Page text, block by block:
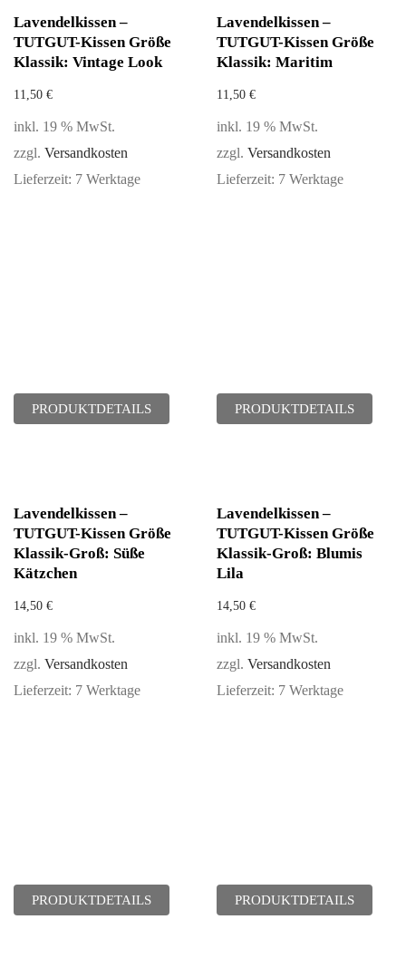
Lavendelkissen –
TUTGUT-Kissen Größe
Klassik: Vintage Look
11,50 €
inkl. 19 % MwSt.
zzgl. Versandkosten
Lieferzeit: 7 Werktage
PRODUKTDETAILS
Lavendelkissen –
TUTGUT-Kissen Größe
Klassik: Maritim
11,50 €
inkl. 19 % MwSt.
zzgl. Versandkosten
Lieferzeit: 7 Werktage
PRODUKTDETAILS
Lavendelkissen –
TUTGUT-Kissen Größe
Klassik-Groß: Süße
Kätzchen
14,50 €
inkl. 19 % MwSt.
zzgl. Versandkosten
Lieferzeit: 7 Werktage
PRODUKTDETAILS
Lavendelkissen –
TUTGUT-Kissen Größe
Klassik-Groß: Blumis
Lila
14,50 €
inkl. 19 % MwSt.
zzgl. Versandkosten
Lieferzeit: 7 Werktage
PRODUKTDETAILS